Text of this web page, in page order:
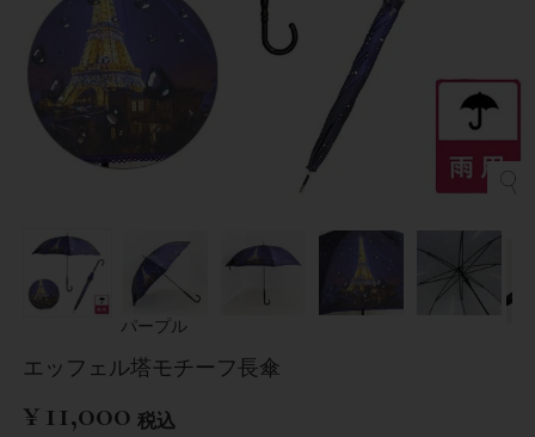
パープル
エッフェル塔モチーフ長傘
¥11,000 税込